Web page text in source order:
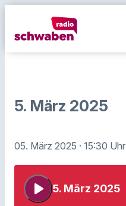
5. März 2025
05. März 2025 · 15:30 Uhr
play_arrow 5. März 2025